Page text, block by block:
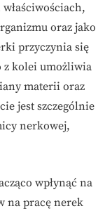
oraz jako
przyczynia się
z kolei umożliwia
materii oraz
jest szczególnie
nerkowej,
wpłynąć na
na pracę nerek